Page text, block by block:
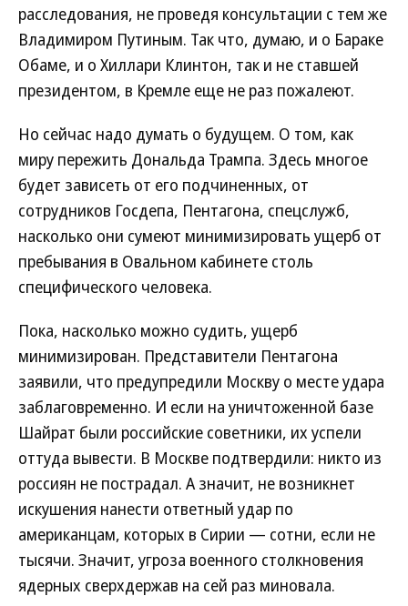
расследования, не проведя консультации с тем же
Владимиром Путиным. Так что, думаю, и о Бараке
Обаме, и о Хиллари Клинтон, так и не ставшей
президентом, в Кремле еще не раз пожалеют.
Но сейчас надо думать о будущем. О том, как
миру пережить Дональда Трампа. Здесь многое
будет зависеть от его подчиненных, от
сотрудников Госдепа, Пентагона, спецслужб,
насколько они сумеют минимизировать ущерб от
пребывания в Овальном кабинете столь
специфического человека.
Пока, насколько можно судить, ущерб
минимизирован. Представители Пентагона
заявили, что предупредили Москву о месте удара
заблаговременно. И если на уничтоженной базе
Шайрат были российские советники, их успели
оттуда вывести. В Москве подтвердили: никто из
россиян не пострадал. А значит, не возникнет
искушения нанести ответный удар по
американцам, которых в Сирии — сотни, если не
тысячи. Значит, угроза военного столкновения
ядерных сверхдержав на сей раз миновала.